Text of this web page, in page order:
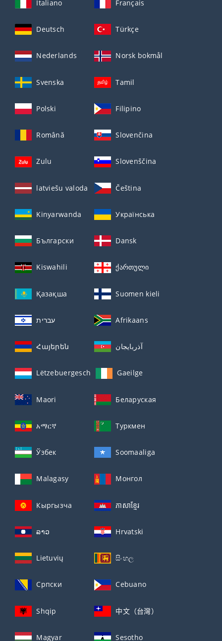
Italiano Français
Deutsch Türkçe
Nederlands Norsk bokmål
Svenska Tamil
Polski Filipino
Română Slovenčina
Zulu Slovenščina
latviešu valoda Čeština
Kinyarwanda Українська
Български Dansk
Kiswahili ქართული
Қазақша Suomen kieli
עברית Afrikaans
Հայերեն آذربايجان
Lëtzebuergesch Gaeilge
Maori Беларуская
አማርኛ Туркмен
Ўзбек Soomaaliga
Malagasy Монгол
Кыргызча ភាសាខ្មែរ
ລາວ Hrvatski
Lietuvių සිංහල
Српски Cebuano
Shqip 中文（台灣）
Magyar Sesotho